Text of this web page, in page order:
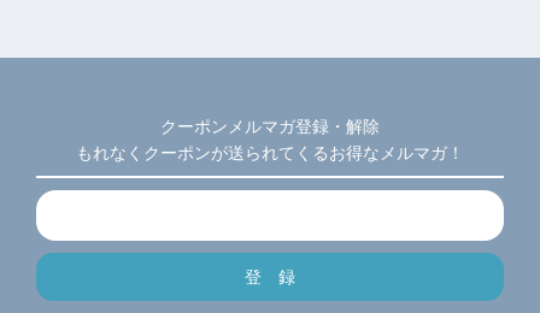
クーポンメルマガ登録・解除
もれなくクーポンが送られてくるお得なメルマガ！